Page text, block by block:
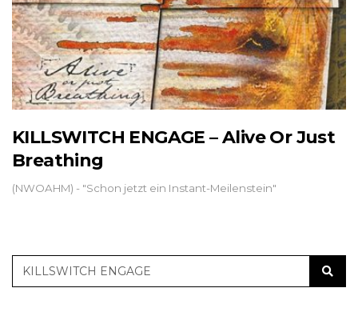
KILLSWITCH ENGAGE – Alive Or Just
Breathing
(NWOAHM) - "Schon jetzt ein Instant-Meilenstein"